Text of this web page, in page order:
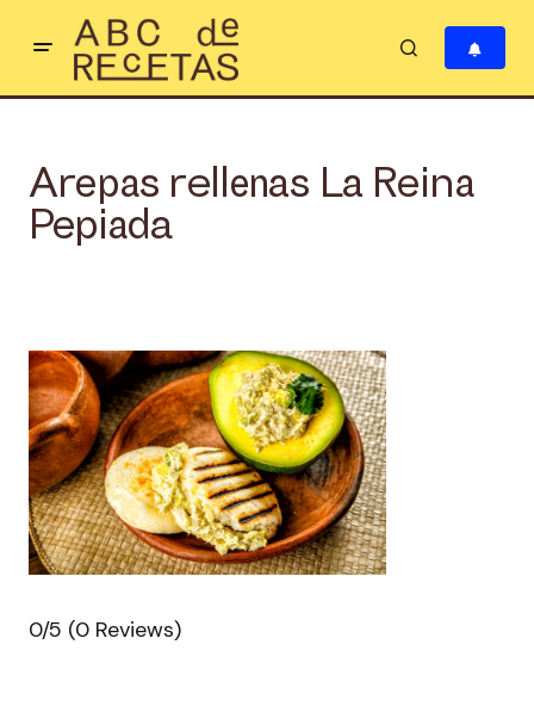
Arepas rellenas La Reina
Pepiada
0/5 (0 Reviews)